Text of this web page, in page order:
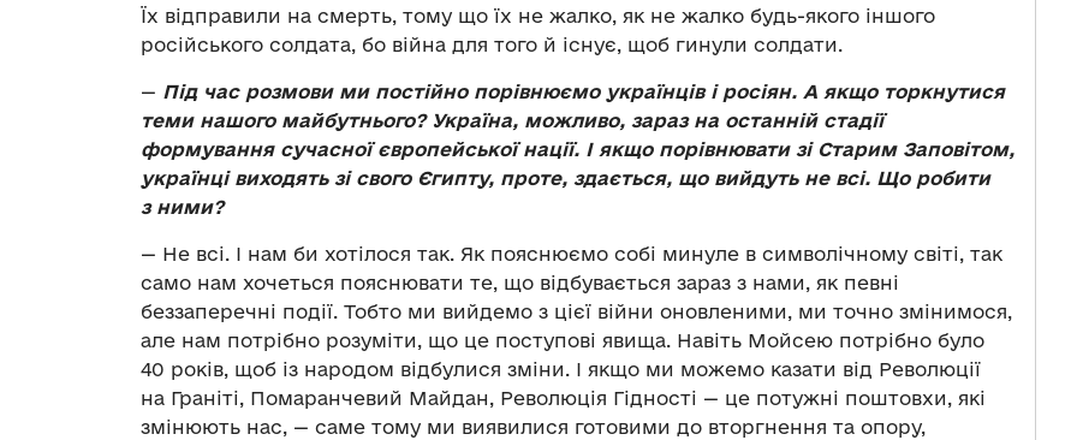
Їх відправили на смерть, тому що їх не жалко, як не жалко будь-якого іншого
російського солдата, бо війна для того й існує, щоб гинули солдати.
— Під час розмови ми постійно порівнюємо українців і росіян. А якщо торкнутися
теми нашого майбутнього? Україна, можливо, зараз на останній стадії
формування сучасної європейської нації. І якщо порівнювати зі Старим Заповітом,
українці виходять зі свого Єгипту, проте, здається, що вийдуть не всі. Що робити
з ними?
— Не всі. І нам би хотілося так. Як пояснюємо собі минуле в символічному світі, так
само нам хочеться пояснювати те, що відбувається зараз з нами, як певні
беззаперечні події. Тобто ми вийдемо з цієї війни оновленими, ми точно змінимося,
але нам потрібно розуміти, що це поступові явища. Навіть Мойсею потрібно було
40 років, щоб із народом відбулися зміни. І якщо ми можемо казати від Революції
на Граніті, Помаранчевий Майдан, Революція Гідності — це потужні поштовхи, які
змінюють нас, — саме тому ми виявилися готовими до вторгнення та опору,